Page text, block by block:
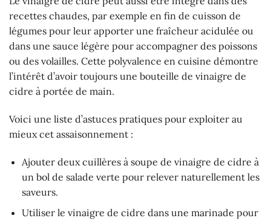
recettes chaudes, par exemple en fin de cuisson de
légumes pour leur apporter une fraîcheur acidulée ou
dans une sauce légère pour accompagner des poissons
ou des volailles. Cette polyvalence en cuisine démontre
l’intérêt d’avoir toujours une bouteille de vinaigre de
cidre à portée de main.
Voici une liste d’astuces pratiques pour exploiter au
mieux cet assaisonnement :
Ajouter deux cuillères à soupe de vinaigre de cidre à
un bol de salade verte pour relever naturellement les
saveurs.
Utiliser le vinaigre de cidre dans une marinade pour